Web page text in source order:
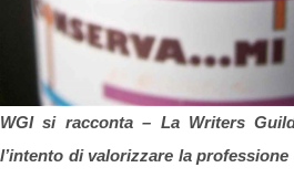
WGI si racconta – La Writers
l’intento di valorizzare la